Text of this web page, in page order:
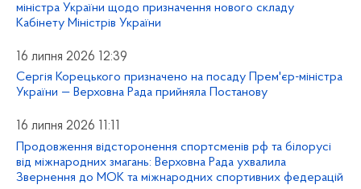
міністра України щодо призначення нового складу
Кабінету Міністрів України
16 липня 2026 12:39
Сергія Корецького призначено на посаду Прем'єр-міністра
України — Верховна Рада прийняла Постанову
16 липня 2026 11:11
Продовження відсторонення спортсменів рф та білорусі
від міжнародних змагань: Верховна Рада ухвалила
Звернення до МОК та міжнародних спортивних федерацій